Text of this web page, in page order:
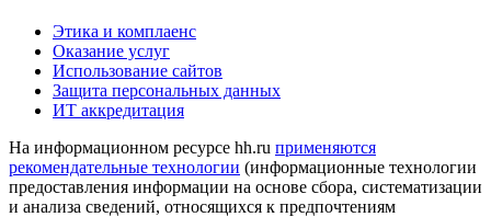
Этика и комплаенс
Оказание услуг
Использование сайтов
Защита персональных данных
ИТ аккредитация
На информационном ресурсе hh.ru применяются
рекомендательные технологии (информационные технологии
предоставления информации на основе сбора, систематизации
и анализа сведений, относящихся к предпочтениям